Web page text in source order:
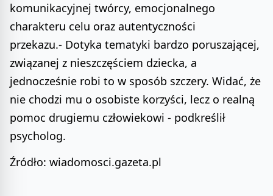
komunikacyjnej twórcy, emocjonalnego
charakteru celu oraz autentyczności
przekazu.- Dotyka tematyki bardzo poruszającej,
związanej z nieszczęściem dziecka, a
jednocześnie robi to w sposób szczery. Widać, że
nie chodzi mu o osobiste korzyści, lecz o realną
pomoc drugiemu człowiekowi - podkreślił
psycholog.
Źródło: wiadomosci.gazeta.pl